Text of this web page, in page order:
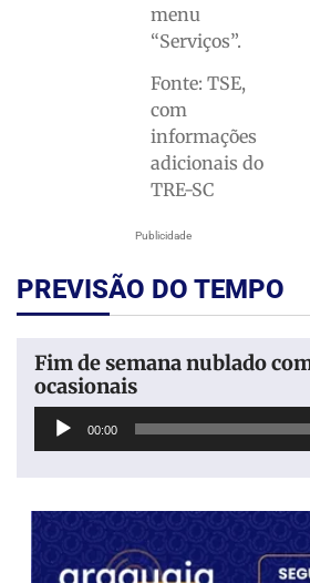
Publicidade
menu
“Serviços”.
Fonte: TSE,
com
informações
adicionais do
TRE-SC
PREVISÃO DO TEMPO
Fim de semana nublado
ocasionais
Tocador
00:00